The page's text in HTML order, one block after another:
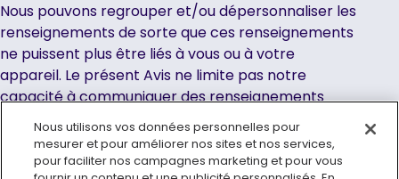
Nous pouvons regrouper et/ou dépersonnaliser les
renseignements de sorte que ces renseignements
ne puissent plus être liés à vous ou à votre
appareil. Le présent Avis ne limite pas notre
capacité à communiquer des renseignements
regroupés ou dépersonnalisés qui ne sont pas liés
à vous. Nous pouvons utiliser et communiquer de
tels renseignements à nos partenaires, à nos
Nous utilisons vos données personnelles pour
mesurer et pour améliorer nos sites et nos services,
pour faciliter nos campagnes marketing et pour vous